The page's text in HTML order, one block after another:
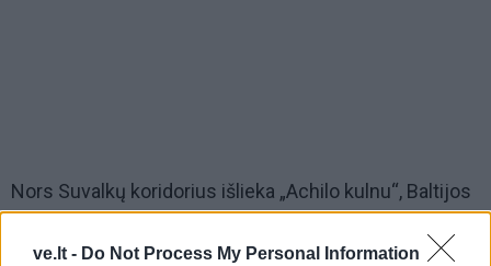
ve.lt - Do Not Process My Personal Information
Nors Suvalkų koridorius išlieka „Achilo kulnu“, Baltijos
patiems siunčia aiškią žinią: kaina už šiuos 65